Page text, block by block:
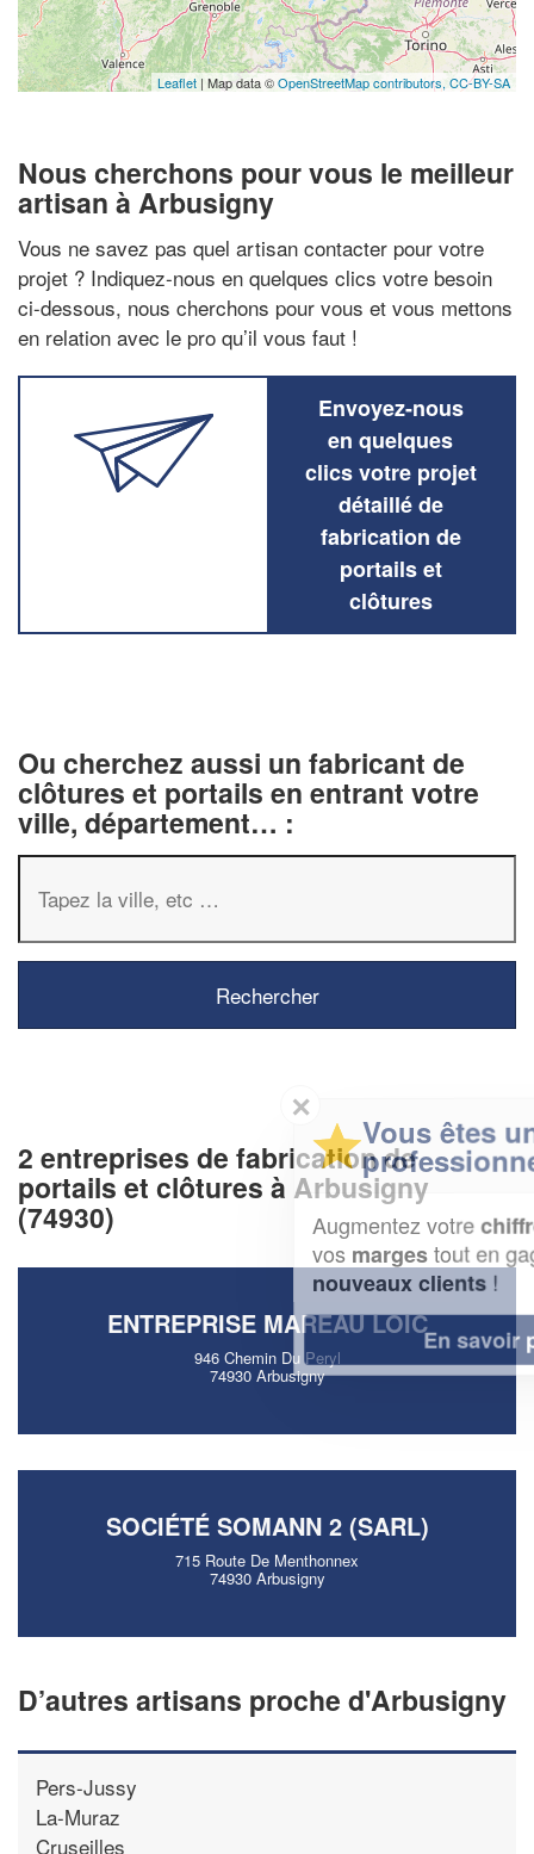
Leaflet | Map data ©OpenStreetMap contributors, CC-BY-SA
Nous cherchons pour vous le meilleur
artisan à Arbusigny
Vous ne savez pas quel artisan contacter pour votre
projet ? Indiquez-nous en quelques clics votre besoin
ci-dessous, nous cherchons pour vous et vous mettons
en relation avec le pro qu’il vous faut !
Envoyez-nous
en quelques
clics votre projet
détaillé de
fabrication de
portails et
clôtures
Ou cherchez aussi un fabricant de
clôtures et portails en entrant votre
ville, département… :
2 entreprises de fabrication de
portails et clôtures à Arbusigny
(74930)
ENTREPRISE MAREAU LOIC
946 Chemin Du Peryl
74930 Arbusigny
SOCIÉTÉ SOMANN 2 (SARL)
715 Route De Menthonnex
74930 Arbusigny
D’autres artisans proche d'Arbusigny
Pers-Jussy
La-Muraz
Cruseilles
Vous êtes un
professionnel ?
Augmentez votrechiffre d'affaireset
tout en gagnant de
nouveaux clients!
En savoir plus